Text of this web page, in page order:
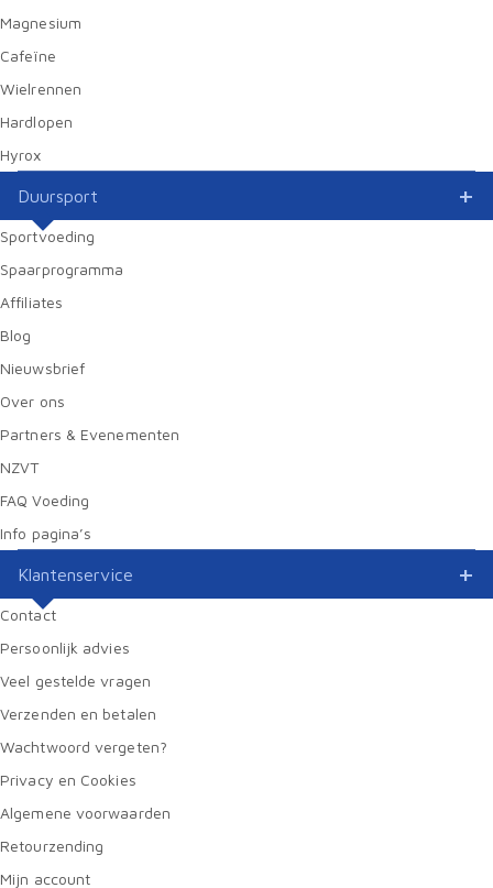
Magnesium
Cafeïne
Wielrennen
Hardlopen
Hyrox
Duursport
Sportvoeding
Spaarprogramma
Affiliates
Blog
Nieuwsbrief
Over ons
Partners & Evenementen
NZVT
FAQ Voeding
Info pagina’s
Klantenservice
Contact
Persoonlijk advies
Veel gestelde vragen
Verzenden en betalen
Wachtwoord vergeten?
Privacy en Cookies
Algemene voorwaarden
Retourzending
Mijn account